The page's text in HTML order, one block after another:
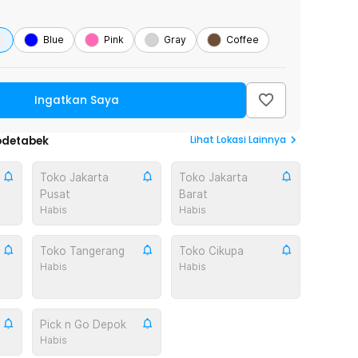
Blue Pink Gray Coffee
Ingatkan Saya
Lihat Lokasi Lainnya
Toko Jakarta
Pusat
Habis
Toko Jakarta
Barat
Habis
Toko Tangerang
Habis
Toko Cikupa
Habis
Pick n Go Depok
Habis